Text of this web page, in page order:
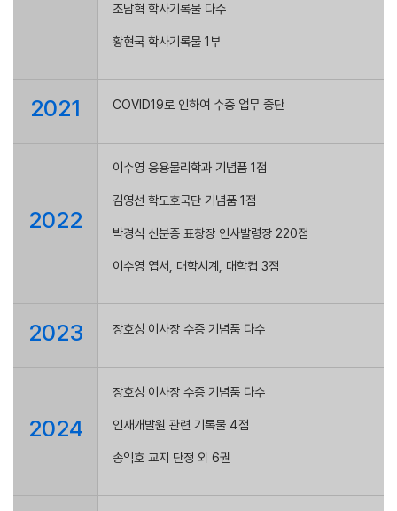
조남혁 학사기록물 다수
황현국 학사기록물 1부
2021 COVID19로 인하여 수증 업무 중단
2022
이수영 응용물리학과 기념품 1점
김영선 학도호국단 기념품 1점
박경식 신분증 표창장 인사발령장 220점
이수영 엽서, 대학시계, 대학컵 3점
2023 장호성 이사장 수증 기념품 다수
2024
장호성 이사장 수증 기념품 다수
인재개발원 관련 기록물 4점
송익호 교지 단정 외 6권